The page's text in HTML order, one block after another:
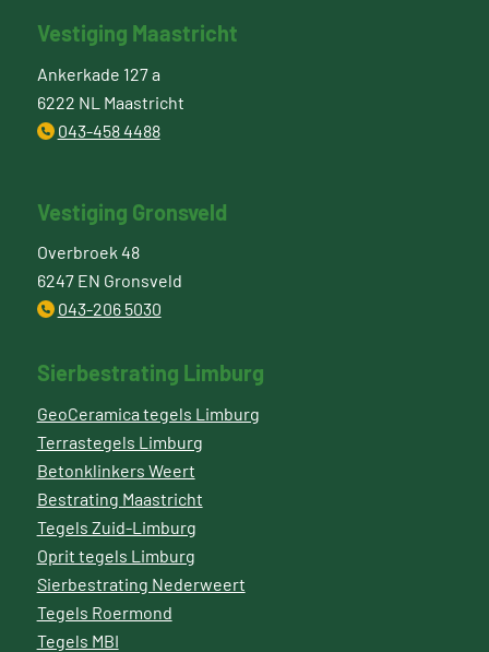
Vestiging Maastricht
Ankerkade 127 a
6222 NL Maastricht
043-458 4488
Vestiging Gronsveld
Overbroek 48
6247 EN Gronsveld
043-206 5030
Sierbestrating Limburg
GeoCeramica tegels Limburg
Terrastegels Limburg
Betonklinkers Weert
Bestrating Maastricht
Tegels Zuid-Limburg
Oprit tegels Limburg
Sierbestrating Nederweert
Tegels Roermond
Tegels MBI